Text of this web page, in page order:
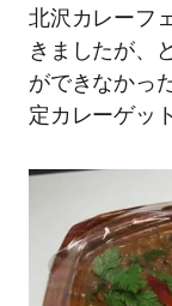
北沢カレーフ
きましたが、
ができなかっ
定カレーゲッ